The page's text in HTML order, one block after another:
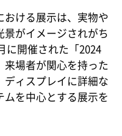
ける展示は、実物や
がイメージされがち
に開催された「2024
場者が関心を持った
ィスプレイに詳細な
を中心とする展示を